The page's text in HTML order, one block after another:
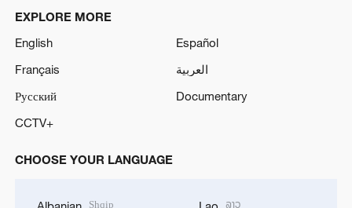
EXPLORE MORE
English
Español
Français
العربية
Русский
Documentary
CCTV+
CHOOSE YOUR LANGUAGE
Shqip ລາວ